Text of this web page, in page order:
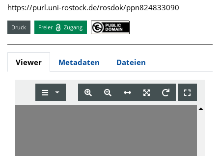
https://purl.uni-rostock.de/rosdok/ppn824833090
Druck Freier Zugang
Viewer Metadaten Dateien